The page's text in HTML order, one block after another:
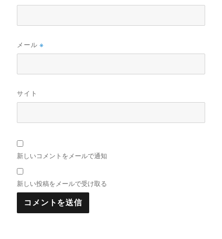
メール※
サイト
新しいコメントをメールで通知
新しい投稿をメールで受け取る